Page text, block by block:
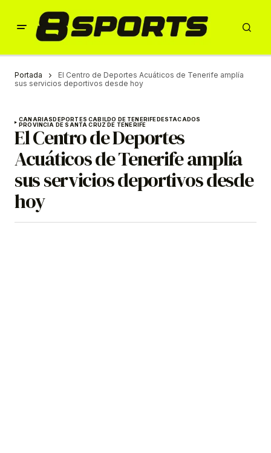
Portada
El Centro de Deportes Acuáticos de Tenerife amplía
sus servicios deportivos desde hoy
CANARIASDEPORTES CABILDO DE TENERIFEDESTACADOS
PROVINCIA DE SANTA CRUZ DE TENERIFE
El Centro de Deportes
Acuáticos de Tenerife amplía
sus servicios deportivos desde
hoy